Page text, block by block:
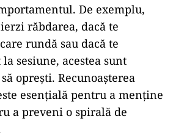
De exemplu,
răbdarea, dacă te
rundă sau dacă te
sesiune, acestea sunt
oprești. Recunoașterea
esențială pentru a menține
a preveni o spirală de